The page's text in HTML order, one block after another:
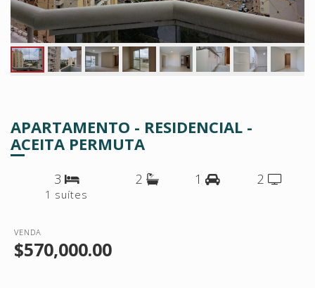
APARTAMENTO - RESIDENCIAL -
ACEITA PERMUTA
3
1 suítes
2 1 2
VENDA
$570,000.00